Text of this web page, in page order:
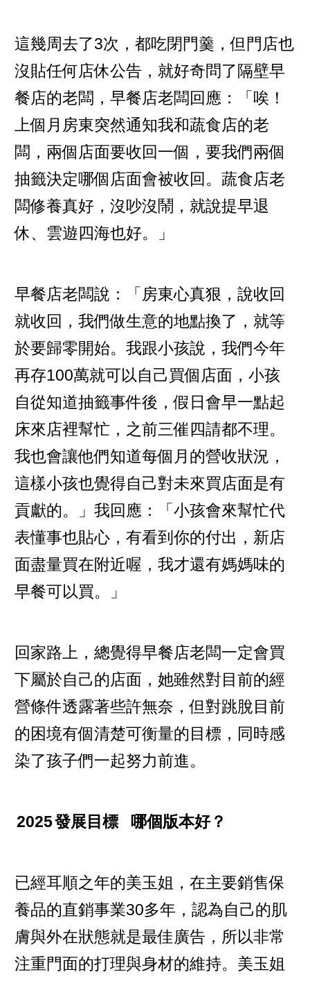
這幾周去了3次，都吃閉門羹，但門店也
沒貼任何店休公告，就好奇問了隔壁早
餐店的老闆，早餐店老闆回應：「唉！
上個月房東突然通知我和蔬食店的老
闆，兩個店面要收回一個，要我們兩個
抽籤決定哪個店面會被收回。蔬食店老
闆修養真好，沒吵沒鬧，就說提早退
休、雲遊四海也好。」
早餐店老闆說：「房東心真狠，說收回
就收回，我們做生意的地點換了，就等
於要歸零開始。我跟小孩說，我們今年
再存100萬就可以自己買個店面，小孩
自從知道抽籤事件後，假日會早一點起
床來店裡幫忙，之前三催四請都不理。
我也會讓他們知道每個月的營收狀況，
這樣小孩也覺得自己對未來買店面是有
貢獻的。」我回應：「小孩會來幫忙代
表懂事也貼心，有看到你的付出，新店
面盡量買在附近喔，我才還有媽媽味的
早餐可以買。」
回家路上，總覺得早餐店老闆一定會買
下屬於自己的店面，她雖然對目前的經
營條件透露著些許無奈，但對跳脫目前
的困境有個清楚可衡量的目標，同時感
染了孩子們一起努力前進。
2025發展目標 哪個版本好？
已經耳順之年的美玉姐，在主要銷售保
養品的直銷事業30多年，認為自己的肌
膚與外在狀態就是最佳廣告，所以非常
注重門面的打理與身材的維持。美玉姐